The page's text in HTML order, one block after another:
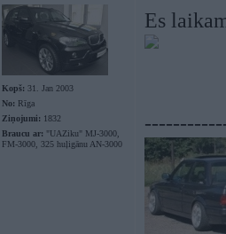
Kopš: 31. Jan 2003
No: Rīga
Ziņojumi: 1832
Braucu ar: "UAZiku" MJ-3000,
FM-3000, 325 huļigānu AN-3000
Es